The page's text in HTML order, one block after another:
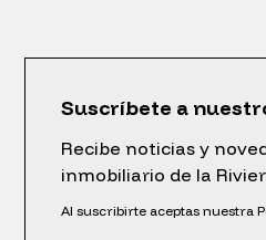
Suscríbete a
Recibe noticias y
inmobiliario de la
Al suscribirte aceptas nuestra